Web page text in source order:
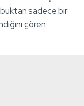
sadece bir
gören